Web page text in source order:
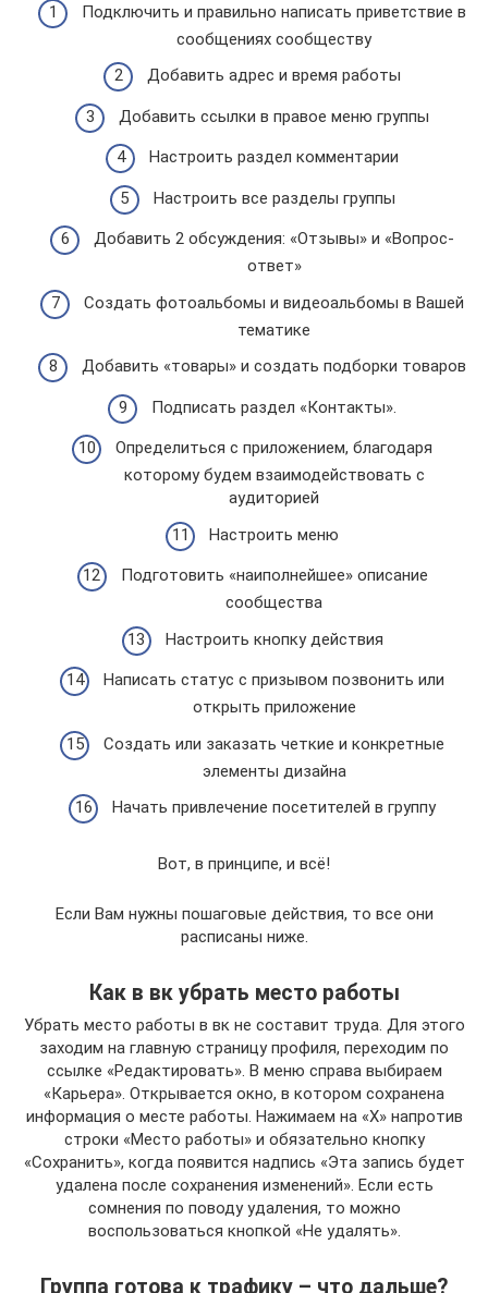
Подключить и правильно написать приветствие в
сообщениях сообществу
Добавить адрес и время работы
Добавить ссылки в правое меню группы
Настроить раздел комментарии
Настроить все разделы группы
Добавить 2 обсуждения: «Отзывы» и «Вопрос-
ответ»
Создать фотоальбомы и видеоальбомы в Вашей
тематике
Добавить «товары» и создать подборки товаров
Подписать раздел «Контакты».
Определиться с приложением, благодаря
которому будем взаимодействовать с
аудиторией
Настроить меню
Подготовить «наиполнейшее» описание
сообщества
Настроить кнопку действия
Написать статус с призывом позвонить или
открыть приложение
Создать или заказать четкие и конкретные
элементы дизайна
Начать привлечение посетителей в группу
Вот, в принципе, и всё!
Если Вам нужны пошаговые действия, то все они
расписаны ниже.
Как в вк убрать место работы
Убрать место работы в вк не составит труда. Для этого
заходим на главную страницу профиля, переходим по
ссылке «Редактировать». В меню справа выбираем
«Карьера». Открывается окно, в котором сохранена
информация о месте работы. Нажимаем на «Х» напротив
строки «Место работы» и обязательно кнопку
«Сохранить», когда появится надпись «Эта запись будет
удалена после сохранения изменений». Если есть
сомнения по поводу удаления, то можно
воспользоваться кнопкой «Не удалять».
Группа готова к трафику – что дальше?